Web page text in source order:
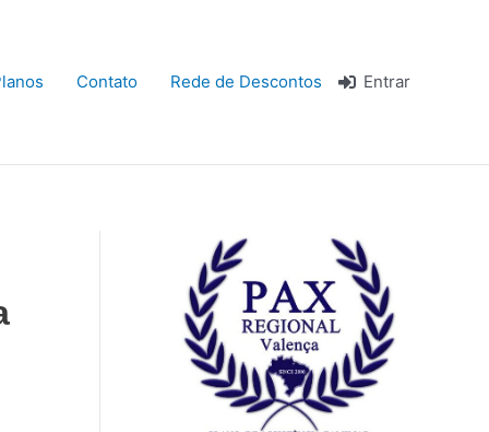
Contato Rede de Descontos Entrar